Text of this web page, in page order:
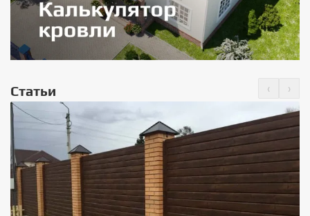
Статьи ‹ ›